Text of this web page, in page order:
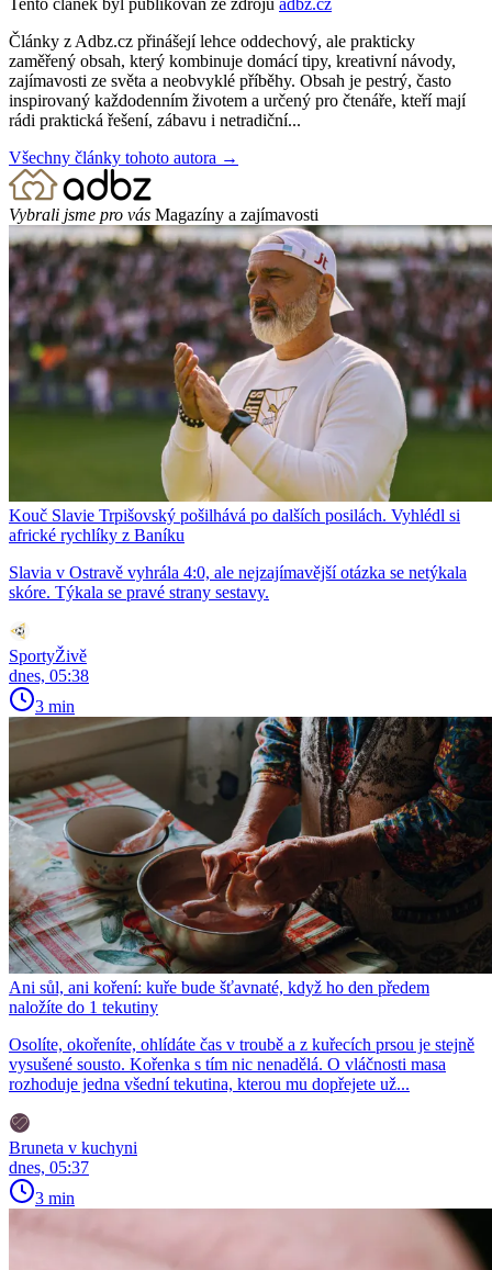
Články z Adbz.cz přinášejí lehce oddechový, ale prakticky
zaměřený obsah, který kombinuje domácí tipy, kreativní návody,
zajímavosti ze světa a neobvyklé příběhy. Obsah je pestrý, často
inspirovaný každodenním životem a určený pro čtenáře, kteří mají
rádi praktická řešení, zábavu i netradiční...
Všechny články tohoto autora →
Vybrali jsme pro vás Magazíny a zajímavosti
Kouč Slavie Trpišovský pošilhává po dalších posilách. Vyhlédl si
africké rychlíky z Baníku
Slavia v Ostravě vyhrála 4:0, ale nejzajímavější otázka se netýkala
skóre. Týkala se pravé strany sestavy.
SportyŽivě
dnes, 05:38
3 min
Ani sůl, ani koření: kuře bude šťavnaté, když ho den předem
naložíte do 1 tekutiny
Osolíte, okořeníte, ohlídáte čas v troubě a z kuřecích prsou je stejně
vysušené sousto. Kořenka s tím nic nenadělá. O vláčnosti masa
rozhoduje jedna všední tekutina, kterou mu dopřejete už...
Bruneta v kuchyni
dnes, 05:37
3 min